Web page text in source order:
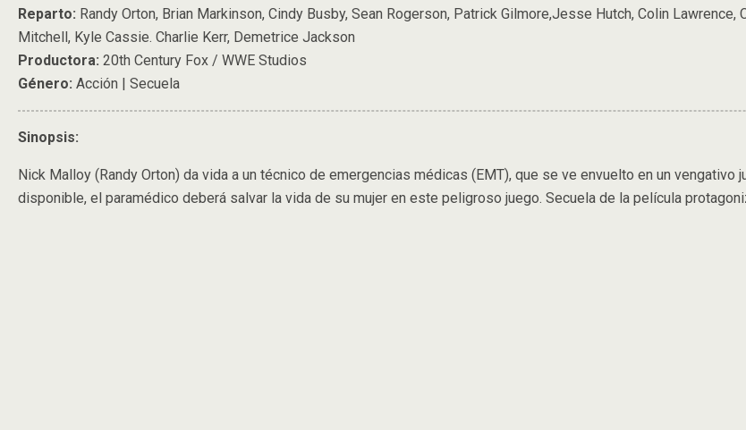
Reparto: Randy Orton, Brian Markinson, Cindy Busby, Sean Rogerson, Patrick Gilmore,Jesse Hutch, Colin
Mitchell, Kyle Cassie. Charlie Kerr, Demetrice Jackson
Productora: 20th Century Fox / WWE Studios
Género: Acción | Secuela
Sinopsis:
Nick Malloy (Randy Orton) da vida a un técnico de emergencias médicas (EMT), que se ve envuelto en un
disponible, el paramédico deberá salvar la vida de su mujer en este peligroso juego. Secuela de la película